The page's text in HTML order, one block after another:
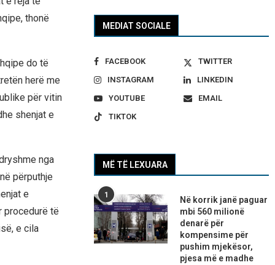
thonë
do të
herë me
për vitin
shenjat e
nga
përputhje
e
procedurë të
e cila
MEDIAT SOCIALE
FACEBOOK
TWITTER
INSTAGRAM
LINKEDIN
YOUTUBE
EMAIL
TIKTOK
MË TË LEXUARA
1
Në korrik janë paguar
mbi 560 milionë
denarë për
kompensime për
pushim mjekësor,
pjesa më e madhe